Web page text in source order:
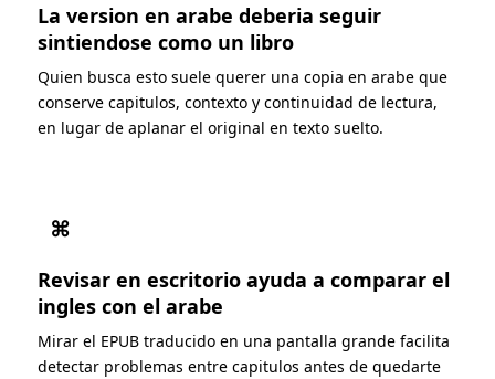
La version en arabe deberia seguir
sintiendose como un libro
Quien busca esto suele querer una copia en arabe que
conserve capitulos, contexto y continuidad de lectura,
en lugar de aplanar el original en texto suelto.
⌘
Revisar en escritorio ayuda a comparar el
ingles con el arabe
Mirar el EPUB traducido en una pantalla grande facilita
detectar problemas entre capitulos antes de quedarte